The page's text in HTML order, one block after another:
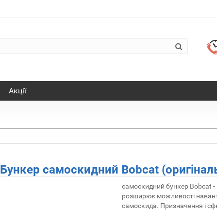
Акції
Бункер самоскидний Bobcat
самоскидний бункер Bobcat -
розширює можливості
самоскида. Призначення і